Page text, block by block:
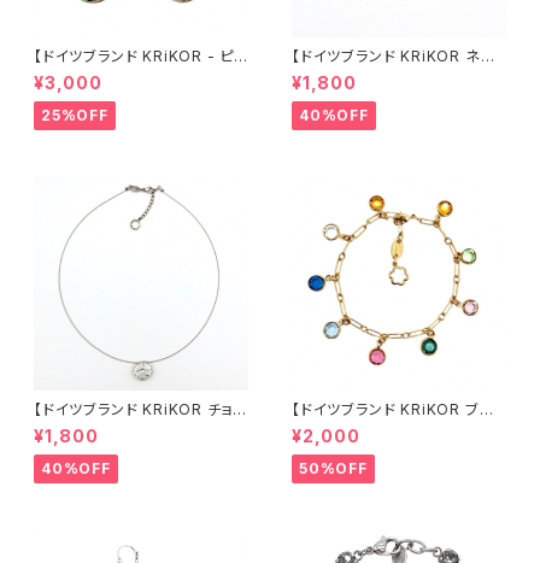
【ドイツブランド KRiKOR - ピア
ス 】オーロラ 七色 クリスタル 雫
型 ティアドロップ ビジュー 一粒
石 シンプル スウィング 揺れ 個
性的 きらきら おしゃれ シルバー
クセサリー
¥3,000
25%OFF
【ドイツブランド KRiKOR ネッ
クレス - スクエア 】アンバー ブ
ラウン クリスタル ビジュー 一粒
石 モード シンプル ミニマル お
しゃれ きらきら ギフト ヨーロッ
¥1,800
40%OFF
【ドイツブランド KRiKOR チョ
ーカー ネックレス - ヌーディー
】ワイヤーチョーカー クリアカラ
ー 透明 クリスタル ビジュー 一
粒石 モード シンプル ミニマル
¥1,800
40%OFF
【ドイツブランド KRiKOR ブレ
スレット - マルチカラー 】カラフ
ル クリスタル ビジュー 華奢 ゴ
ールド チェーン チャーム おしゃ
れ キャンディーカラー ギフト ヨ
¥2,000
50%OFF